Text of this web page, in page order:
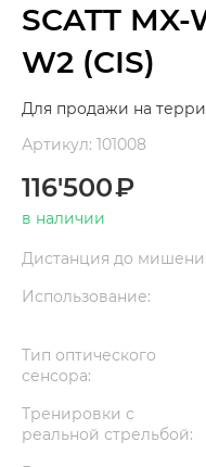
SCATT MX-
W2 (CIS)
Для продажи на
Артикул: 101008
116'500
в наличии
Дистанция до мишени:
Использование:
Тип оптического
сенсора:
Тренировки с
реальной стрельбой: